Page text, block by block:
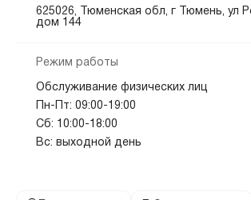
625026, Тюменская обл, г Тюмень, ул
дом 144
Режим работы
Обслуживание физических лиц
Пн-Пт: 09:00-19:00
Сб: 10:00-18:00
Вс: выходной день